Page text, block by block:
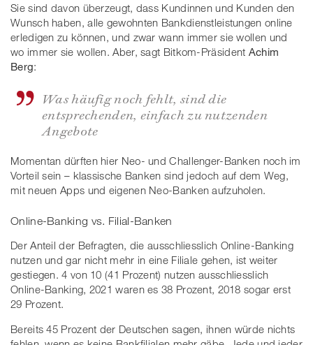
Sie sind davon überzeugt, dass Kundinnen und Kunden den
Wunsch haben, alle gewohnten Bankdienstleistungen online
erledigen zu können, und zwar wann immer sie wollen und
wo immer sie wollen. Aber, sagt Bitkom-Präsident Achim
Berg:
Was häufig noch fehlt, sind die
entsprechenden, einfach zu nutzenden
Angebote
Momentan dürften hier Neo- und Challenger-Banken noch im
Vorteil sein – klassische Banken sind jedoch auf dem Weg,
mit neuen Apps und eigenen Neo-Banken aufzuholen.
Online-Banking vs. Filial-Banken
Der Anteil der Befragten, die ausschliesslich Online-Banking
nutzen und gar nicht mehr in eine Filiale gehen, ist weiter
gestiegen. 4 von 10 (41 Prozent) nutzen ausschliesslich
Online-Banking, 2021 waren es 38 Prozent, 2018 sogar erst
29 Prozent.
Bereits 45 Prozent der Deutschen sagen, ihnen würde nichts